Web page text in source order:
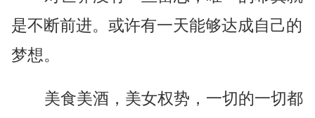
是不断前进。或许有一天能够达成自己的
梦想。
美食美酒，美女权势，一切的一切都